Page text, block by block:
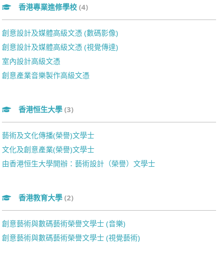
香港專業進修學校 (4)
創意設計及媒體高級文憑 (數碼影像)
創意設計及媒體高級文憑 (視覺傳達)
室內設計高級文憑
創意產業音樂製作高級文憑
香港恒生大學 (3)
藝術及文化傳播(榮譽)文學士
文化及創意產業(榮譽)文學士
由香港恒生大學開辦：藝術設計（榮譽）文學士
香港教育大學 (2)
創意藝術與數碼藝術榮譽文學士 (音樂)
創意藝術與數碼藝術榮譽文學士 (視覺藝術)